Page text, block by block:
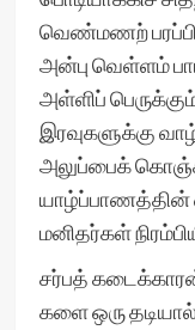
வெண்மணற்
அன்பு வெள்ளம்
அள்ளிப்
இரவுகளுக்கு
அலுப்பைக்
யாழ்ப்பாணத்தின்
மனிதர்கள்
சர்பத்
களை ஒரு